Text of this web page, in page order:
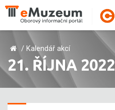
/ Kalendář akcí
21. ŘÍJNA 2022